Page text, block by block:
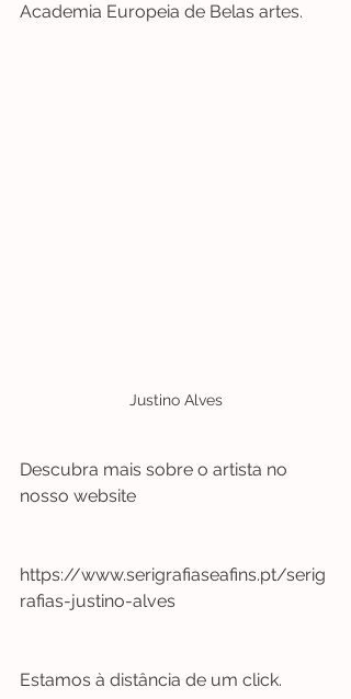
Academia Europeia de Belas artes.
Justino Alves
​Descubra mais sobre o artista no
nosso website
https://www.serigrafiaseafins.pt/serig
rafias-justino-alves
Estamos à distância de um click.